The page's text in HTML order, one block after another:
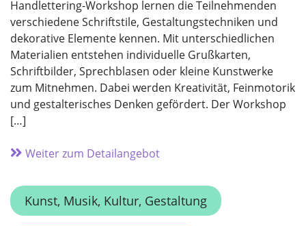
Handlettering-Workshop lernen die Teilnehmenden
verschiedene Schriftstile, Gestaltungstechniken und
dekorative Elemente kennen. Mit unterschiedlichen
Materialien entstehen individuelle Grußkarten,
Schriftbilder, Sprechblasen oder kleine Kunstwerke
zum Mitnehmen. Dabei werden Kreativität, Feinmotorik
und gestalterisches Denken gefördert. Der Workshop
[…]
Weiter zum Detailangebot
Kunst, Musik, Kultur, Gestaltung